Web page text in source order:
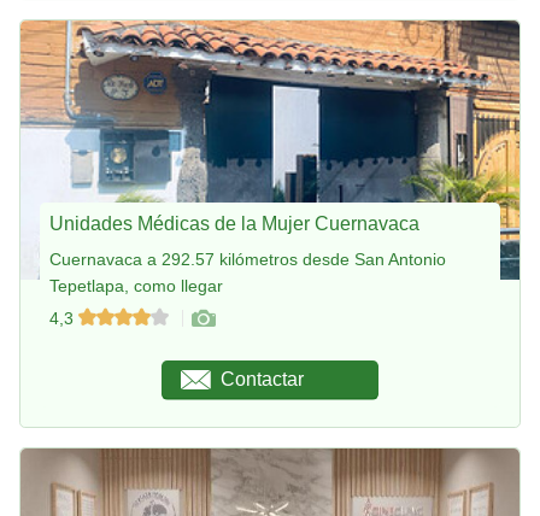
Unidades Médicas de la Mujer Cuernavaca
Cuernavaca a 292.57 kilómetros desde San Antonio
Tepetlapa, como llegar
4,3
Contactar